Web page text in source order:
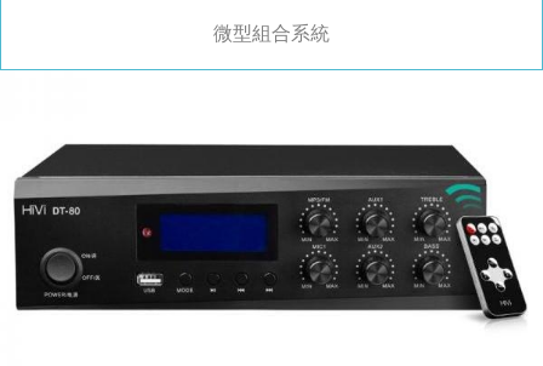
微型組合系統